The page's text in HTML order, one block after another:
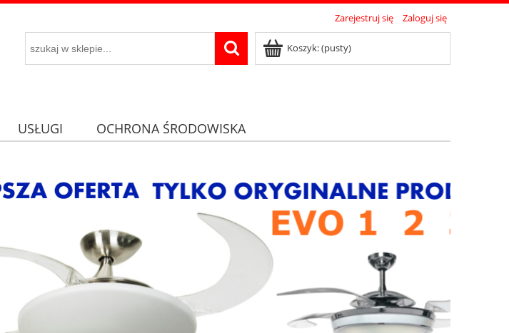
Zarejestruj się Zaloguj się
Koszyk:(pusty)
USŁUGI OCHRONA ŚRODOWISKA